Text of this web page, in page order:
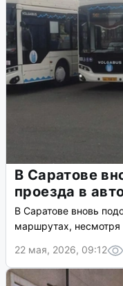
В Саратове
проезда в
В Саратове вновь
маршрутах,
22 мая, 2026, 09:12